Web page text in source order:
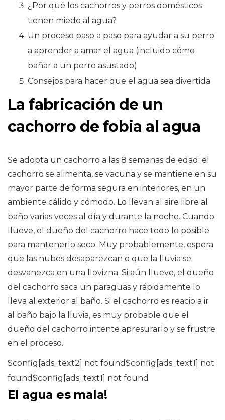
¿Por qué los cachorros y perros domésticos
tienen miedo al agua?
Un proceso paso a paso para ayudar a su perro
a aprender a amar el agua (incluido cómo
bañar a un perro asustado)
Consejos para hacer que el agua sea divertida
La fabricación de un
cachorro de fobia al agua
Se adopta un cachorro a las 8 semanas de edad: el
cachorro se alimenta, se vacuna y se mantiene en su
mayor parte de forma segura en interiores, en un
ambiente cálido y cómodo. Lo llevan al aire libre al
baño varias veces al día y durante la noche. Cuando
llueve, el dueño del cachorro hace todo lo posible
para mantenerlo seco. Muy probablemente, espera
que las nubes desaparezcan o que la lluvia se
desvanezca en una llovizna. Si aún llueve, el dueño
del cachorro saca un paraguas y rápidamente lo
lleva al exterior al baño. Si el cachorro es reacio a ir
al baño bajo la lluvia, es muy probable que el
dueño del cachorro intente apresurarlo y se frustre
en el proceso.
$config[ads_text2] not found$config[ads_text1] not
found$config[ads_text1] not found
El agua es mala!